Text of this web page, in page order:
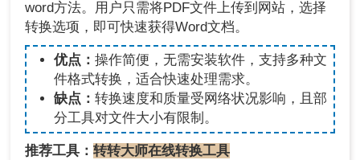
word方法。用户只需将PDF文件上传到网站，选择
转换选项，即可快速获得Word文档。
优点： 操作简便，无需安装软件，支持多种文
件格式转换，适合快速处理需求。
缺点： 转换速度和质量受网络状况影响，且部
分工具对文件大小有限制。
推荐工具：转转大师在线转换工具